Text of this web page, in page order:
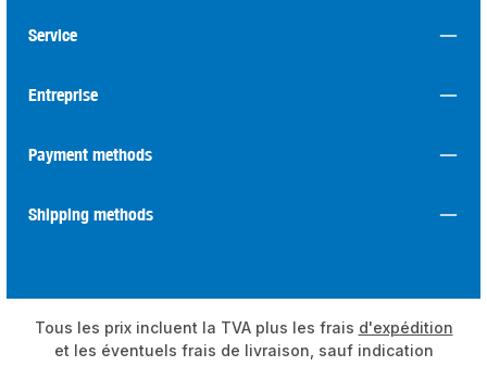
Service
Entreprise
Payment methods
Shipping methods
Tous les prix incluent la TVA plus les frais d'expédition
et les éventuels frais de livraison, sauf indication